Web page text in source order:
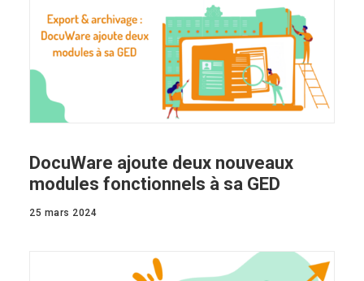
DocuWare ajoute deux nouveaux
modules fonctionnels à sa GED
25 mars 2024